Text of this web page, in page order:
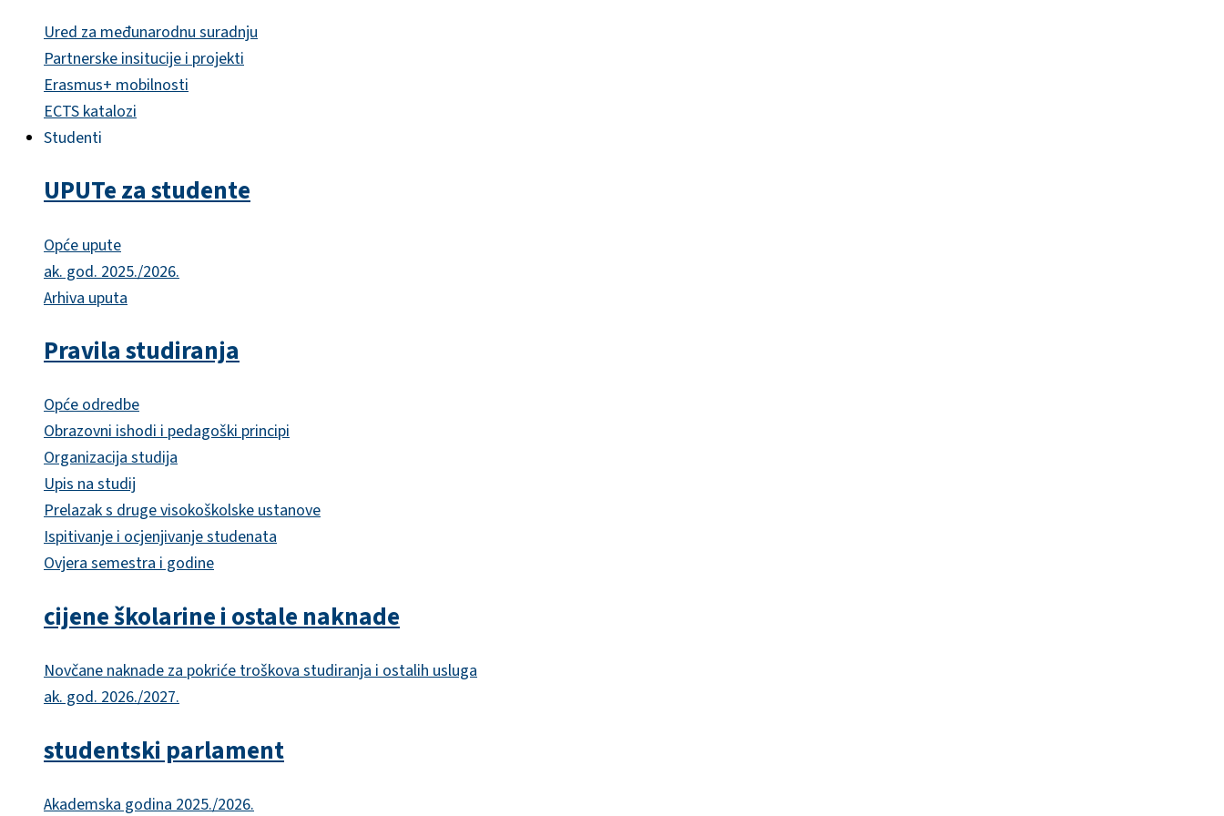
Ured za međunarodnu suradnju
Partnerske insitucije i projekti
Erasmus+ mobilnosti
ECTS katalozi
Studenti
UPUTe za studente
Opće upute
ak. god. 2025./2026.
Arhiva uputa
Pravila studiranja
Opće odredbe
Obrazovni ishodi i pedagoški principi
Organizacija studija
Upis na studij
Prelazak s druge visokoškolske ustanove
Ispitivanje i ocjenjivanje studenata
Ovjera semestra i godine
cijene školarine i ostale naknade
Novčane naknade za pokriće troškova studiranja i ostalih usluga
ak. god. 2026./2027.
studentski parlament
Akademska godina 2025./2026.